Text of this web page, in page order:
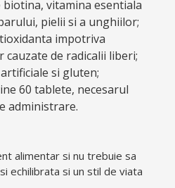
biotina, vitamina esentiala
pielii si a unghiilor;
impotriva
cauzate de radicalii liberi;
si gluten;
60 tablete, necesarul
administrare.
alimentar si nu trebuie sa
echilibrata si un stil de viata